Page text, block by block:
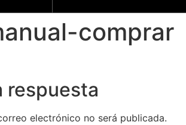
comprar
respuesta
electrónico no será publicada.